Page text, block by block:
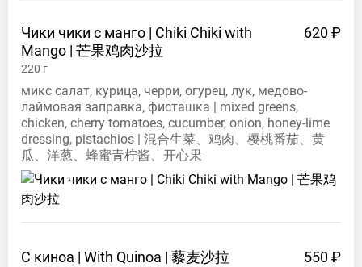
Чики чики с манго | Chiki Chiki with
Mango | 芒果鸡肉沙拉
620 ₽
220 г
микс салат, курица, черри, огурец, лук, медово-
лаймовая заправка, фисташка | mixed greens,
chicken, cherry tomatoes, cucumber, onion, honey-lime
dressing, pistachios | 混合生菜、鸡肉、樱桃番茄、黄
瓜、洋葱、蜂蜜青柠酱、开心果
С киноа | With Quinoa | 藜麦沙拉 550 ₽